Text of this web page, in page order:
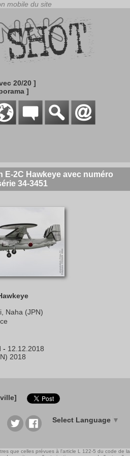
20/20 ]
]
E-2C Hawkeye avec numéro
34-3451
Naha (JPN)
- 12.12.2018
2018
Select Language ▼
que celles prévues à l'article L 122-5 du code de la